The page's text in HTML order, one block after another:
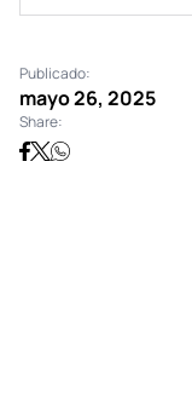
Publicado:
mayo 26, 2025
Share: